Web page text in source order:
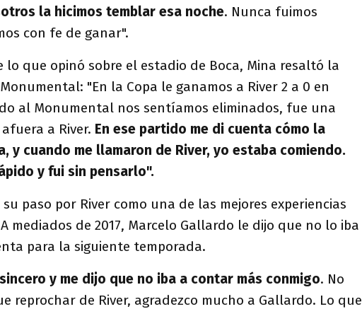
la hicimos temblar esa noche. Nunca fuimos
con fe de ganar".
lo que opinó sobre el estadio de Boca, Mina resaltó la
"En la Copa le ganamos a River 2 a 0 en
al Monumental nos sentíamos eliminados, fue una
a River. En ese partido me di cuenta cómo la
y cuando me llamaron de River, yo estaba comiendo.
y fui sin pensarlo".
paso por River como una de las mejores experiencias
mediados de 2017, Marcelo Gallardo le dijo que no lo iba
para la siguiente temporada.
y me dijo que no iba a contar más conmigo. No
reprochar de River, agradezco mucho a Gallardo. Lo que